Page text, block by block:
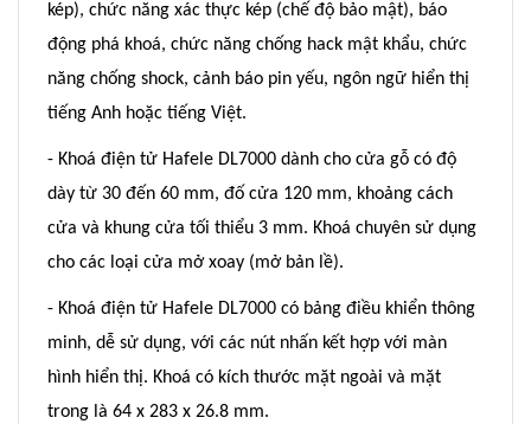
kép), chức năng xác thực kép (chế độ bảo mật), báo
động phá khoá, chức năng chống hack mật khẩu, chức
năng chống shock, cảnh báo pin yếu, ngôn ngữ hiển thị
tiếng Anh hoặc tiếng Việt.
- Khoá điện tử Hafele DL7000 dành cho cửa gỗ có độ
dày từ 30 đến 60 mm, đố cửa 120 mm, khoảng cách
cửa và khung cửa tối thiểu 3 mm. Khoá chuyên sử dụng
cho các loại cửa mở xoay (mở bản lề).
- Khoá điện tử Hafele DL7000 có bảng điều khiển thông
minh, dễ sử dụng, với các nút nhấn kết hợp với màn
hình hiển thị. Khoá có kích thước mặt ngoài và mặt
trong là 64 x 283 x 26.8 mm.